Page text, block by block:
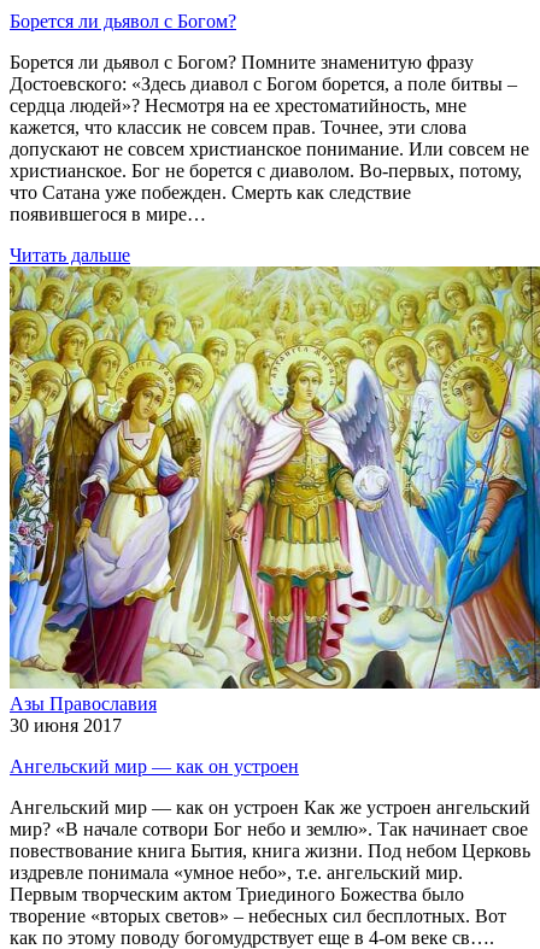
Борется ли дьявол с Богом?
Борется ли дьявол с Богом? Помните знаменитую фразу
Достоевского: «Здесь диавол с Богом борется, а поле битвы –
сердца людей»? Несмотря на ее хрестоматийность, мне
кажется, что классик не совсем прав. Точнее, эти слова
допускают не совсем христианское понимание. Или совсем не
христианское. Бог не борется с диаволом. Во-первых, потому,
что Сатана уже побежден. Смерть как следствие
появившегося в мире…
Читать дальше
Азы Православия
30 июня 2017
Ангельский мир — как он устроен
Ангельский мир — как он устроен Как же устроен ангельский
мир? «В начале сотвори Бог небо и землю». Так начинает свое
повествование книга Бытия, книга жизни. Под небом Церковь
издревле понимала «умное небо», т.е. ангельский мир.
Первым творческим актом Триединого Божества было
творение «вторых светов» – небесных сил бесплотных. Вот
как по этому поводу богомудрствует еще в 4-ом веке св….